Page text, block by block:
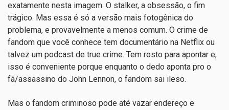
exatamente nesta imagem. O stalker, a obsessão, o fim
trágico. Mas essa é só a versão mais fotogênica do
problema, e provavelmente a menos comum. O crime de
fandom que você conhece tem documentário na Netflix ou
talvez um podcast de true crime. Tem rosto para apontar e,
isso é conveniente porque enquanto o dedo aponta pro o
fã/assassino do John Lennon, o fandom sai ileso.
Mas o fandom criminoso pode até vazar endereço e